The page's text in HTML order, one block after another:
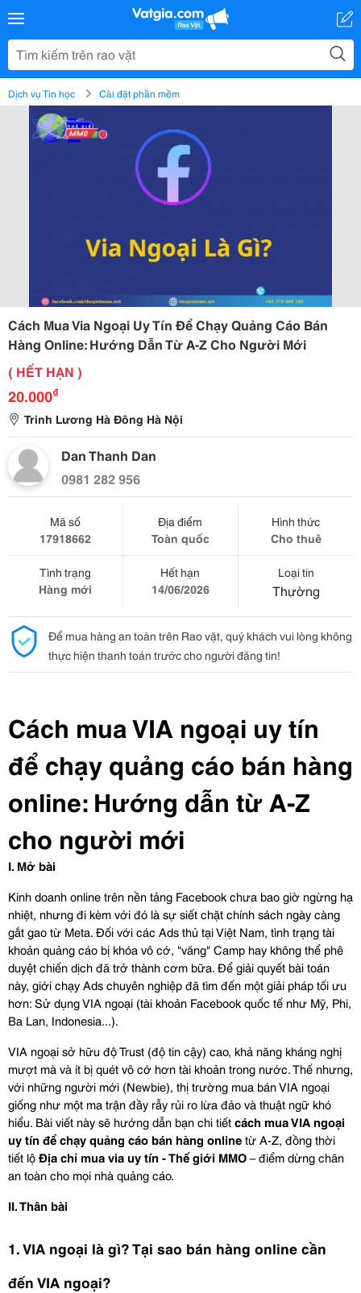
Dịch vụ Tin học Cài đặt phần mềm
Cách Mua Via Ngoại Uy Tín Để Chạy Quảng Cáo Bán
Hàng Online: Hướng Dẫn Từ A-Z Cho Người Mới
( HẾT HẠN )
20.000₫
Trinh Lương Hà Đông Hà Nội
Dan Thanh Dan
0981 282 956
Mã số
17918662
Địa điểm
Toàn quốc
Hình thức
Cho thuê
Tình trạng
Hàng mới
Hết hạn
14/06/2026
Loại tin
Thường
Để mua hàng an toàn trên Rao vặt, quý khách vui lòng không
thực hiện thanh toán trước cho người đăng tin!
Cách mua VIA ngoại uy tín
để chạy quảng cáo bán hàng
online: Hướng dẫn từ A-Z
cho người mới
I. Mở bài
Kinh doanh online trên nền tảng Facebook chưa bao giờ ngừng hạ
nhiệt, nhưng đi kèm với đó là sự siết chặt chính sách ngày càng
gắt gao từ Meta. Đối với các Ads thủ tại Việt Nam, tình trạng tài
khoản quảng cáo bị khóa vô cớ, "văng" Camp hay không thể phê
duyệt chiến dịch đã trở thành cơm bữa. Để giải quyết bài toán
này, giới chạy Ads chuyên nghiệp đã tìm đến một giải pháp tối ưu
hơn: Sử dụng VIA ngoại (tài khoản Facebook quốc tế như Mỹ, Phi,
Ba Lan, Indonesia...).
VIA ngoại sở hữu độ Trust (độ tin cậy) cao, khả năng kháng nghị
mượt mà và ít bị quét vô cớ hơn tài khoản trong nước. Thế nhưng,
với những người mới (Newbie), thị trường mua bán VIA ngoại
giống như một ma trận đầy rẫy rủi ro lừa đảo và thuật ngữ khó
hiểu. Bài viết này sẽ hướng dẫn bạn chi tiết cách mua VIA ngoại
uy tín để chạy quảng cáo bán hàng online từ A-Z, đồng thời
tiết lộ Địa chỉ mua via uy tín - Thế giới MMO – điểm dừng chân
an toàn cho mọi nhà quảng cáo.
II. Thân bài
1. VIA ngoại là gì? Tại sao bán hàng online cần
đến VIA ngoại?